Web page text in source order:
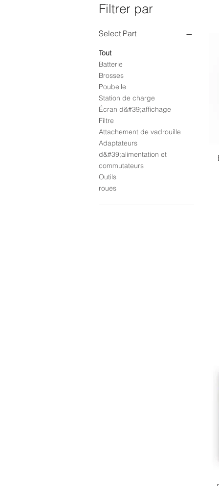
Filtrer par
Select Part
Tout
Batterie
Brosses
Poubelle
Station de charge
Écran d&#39;affichage
Filtre
Attachement de vadrouille
Adaptateurs
d&#39;alimentation et
commutateurs
Outils
roues